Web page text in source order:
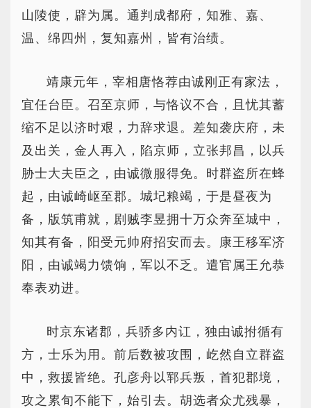
山陵使，辟为属。通判成都府，知雅、嘉、
温、绵四州，复知嘉州，皆有治绩。
靖康元年，宰相唐恪荐由诚刚正有家法，
宜任台臣。召至京师，与恪议不合，且忧其蓄
缩不足以济时艰，力辞求退。差知袭庆府，未
及出关，金人再入，陷京师，立张邦昌，以兵
胁士大夫臣之，由诚微服得免。时群盗所在蜂
起，由诚崎岖至郡。城圮粮竭，于是昼夜为
备，版筑甫就，剧贼李昱拥十万众奔至城中，
知其有备，阳受元帅府招安而去。康王移军济
阳，由诚竭力馈饷，军以不乏。遣官属王允恭
奉表劝进。
时京东诸郡，兵骄多内讧，独由诚拊循有
方，士乐为用。前后数被攻围，屹然自立群盗
中，救援皆绝。孔彦舟以郓兵叛，首犯郡境，
攻之累旬不能下，始引去。胡选者众尤残暴，